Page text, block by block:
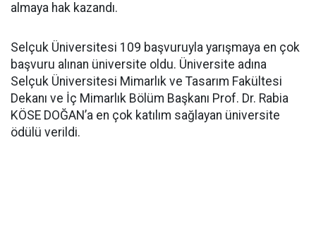
almaya hak kazandı.
Selçuk Üniversitesi 109 başvuruyla yarışmaya en çok
başvuru alınan üniversite oldu. Üniversite adına
Selçuk Üniversitesi Mimarlık ve Tasarım Fakültesi
Dekanı ve İç Mimarlık Bölüm Başkanı Prof. Dr. Rabia
KÖSE DOĞAN’a en çok katılım sağlayan üniversite
ödülü verildi.